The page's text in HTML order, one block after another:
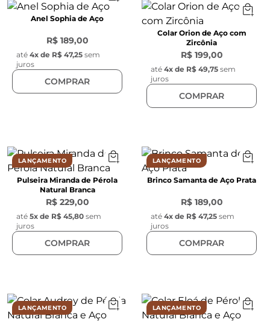
Anel Sophia de Aço
R$ 189,00
até 4x de R$ 47,25 sem
juros
COMPRAR
Colar Orion de Aço com
Zircônia
R$ 199,00
até 4x de R$ 49,75 sem
juros
COMPRAR
LANÇAMENTO
Pulseira Miranda de Pérola
Natural Branca
R$ 229,00
até 5x de R$ 45,80 sem
juros
COMPRAR
LANÇAMENTO
Brinco Samanta de Aço Prata
R$ 189,00
até 4x de R$ 47,25 sem
juros
COMPRAR
LANÇAMENTO LANÇAMENTO